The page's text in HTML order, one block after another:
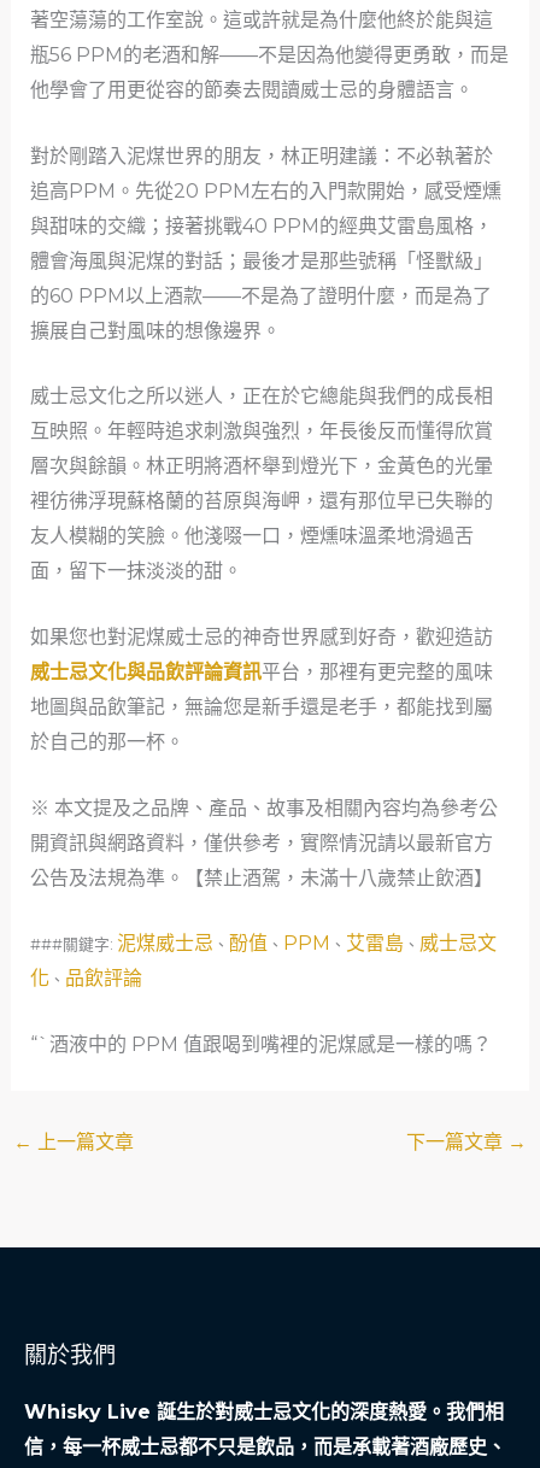
著空蕩蕩的工作室說。這或許就是為什麼他終於能與這
瓶56 PPM的老酒和解——不是因為他變得更勇敢，而是
他學會了用更從容的節奏去閱讀威士忌的身體語言。
對於剛踏入泥煤世界的朋友，林正明建議：不必執著於
追高PPM。先從20 PPM左右的入門款開始，感受煙燻
與甜味的交織；接著挑戰40 PPM的經典艾雷島風格，
體會海風與泥煤的對話；最後才是那些號稱「怪獸級」
的60 PPM以上酒款——不是為了證明什麼，而是為了
擴展自己對風味的想像邊界。
威士忌文化之所以迷人，正在於它總能與我們的成長相
互映照。年輕時追求刺激與強烈，年長後反而懂得欣賞
層次與餘韻。林正明將酒杯舉到燈光下，金黃色的光暈
裡彷彿浮現蘇格蘭的苔原與海岬，還有那位早已失聯的
友人模糊的笑臉。他淺啜一口，煙燻味溫柔地滑過舌
面，留下一抹淡淡的甜。
如果您也對泥煤威士忌的神奇世界感到好奇，歡迎造訪
威士忌文化與品飲評論資訊平台，那裡有更完整的風味
地圖與品飲筆記，無論您是新手還是老手，都能找到屬
於自己的那一杯。
※ 本文提及之品牌、產品、故事及相關內容均為參考公
開資訊與網路資料，僅供參考，實際情況請以最新官方
公告及法規為準。【禁止酒駕，未滿十八歲禁止飲酒】
###關鍵字: 泥煤威士忌 、 酚值 、 PPM 、 艾雷島、 威士忌文
化、 品飲評論
“`酒液中的 PPM 值跟喝到嘴裡的泥煤感是一樣的嗎？
← 上一篇文章 下一篇文章 →
關於我們
Whisky Live 誕生於對威士忌文化的深度熱愛。我們相
信，每一杯威士忌都不只是飲品，而是承載著酒廠歷史、